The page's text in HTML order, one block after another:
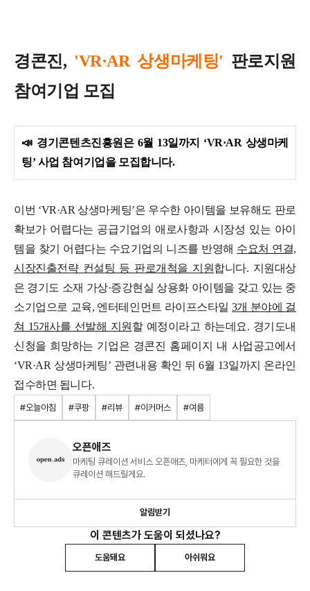
경콘진, 'VR·AR 상생마케팅' 판로지원
참여기업 모집
📣 경기콘텐츠진흥원은 6월 13일까지 ‘VR·AR 상생마케
팅’ 사업 참여기업을 모집합니다.
이번 ‘VR·AR 상생마케팅’은 우수한 아이템을 보유해도 판로
확보가 어렵다는 공급기업의 애로사항과 시장성 있는 아이
템을 찾기 어렵다는 수요기업의 니즈를 반영해 수요처 연결,
시장진출전략 컨설팅 등 판로개척을 지원합니다. 지원대상
은 경기도 소재 가상·증강현실 상용화 아이템을 갖고 있는 중
소기업으로 교육, 엔터테인먼트 라이프스타일 3개 분야에 걸
쳐 15개사를 선발해 지원 할 예정이라고 하는데요. 경기도내
신청을 희망하는 기업은 경콘진 홈페이지 내 사업공고에서
‘VR·AR 상생마케팅’ 관련내용 확인 뒤 6월 13일까지 온라인
접수하면 됩니다.
#오늘아침 #쿠팡 #리뷰 #이커머스 #여름
오픈애즈
마케팅 큐레이션 서비스 오픈애즈, 마케터에게 꼭 필요한 것을
큐레이션 해드릴게요.
알림받기
이 콘텐츠가 도움이 되셨나요?
도움돼요 아쉬워요